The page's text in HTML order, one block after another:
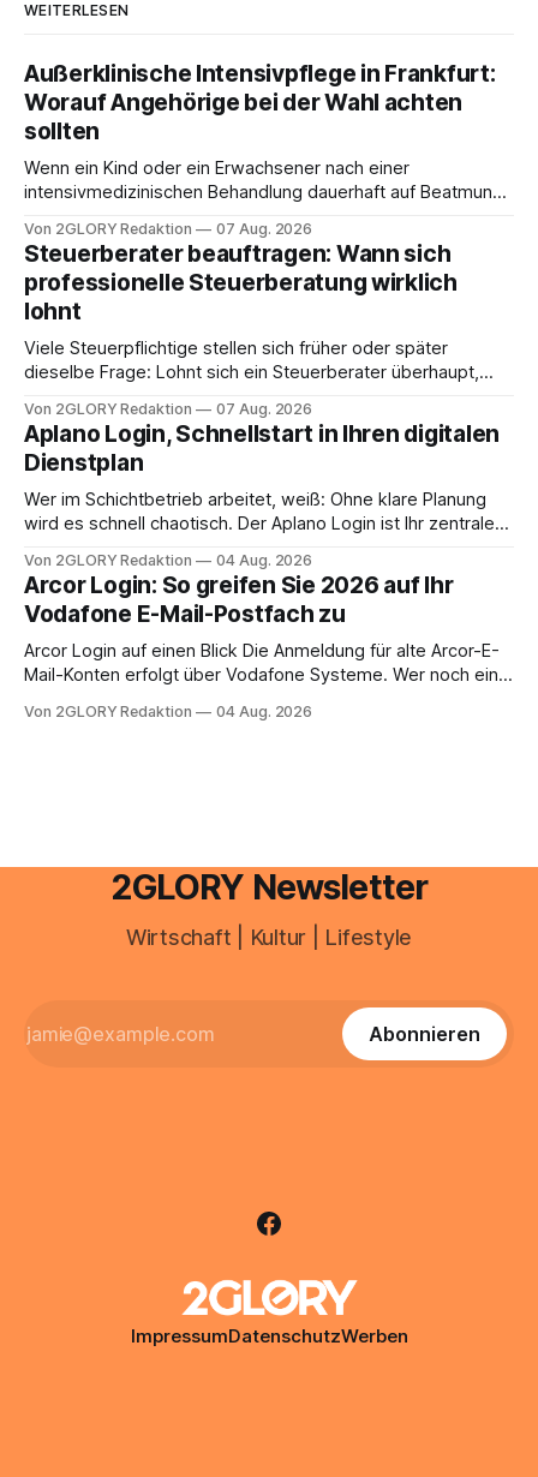
WEITERLESEN
Außerklinische Intensivpflege in Frankfurt:
Worauf Angehörige bei der Wahl achten
sollten
Wenn ein Kind oder ein Erwachsener nach einer
intensivmedizinischen Behandlung dauerhaft auf Beatmung
angewiesen ist, stellt sich für Familien eine schwierige
Frage: Muss die Versorgung dauerhaft in der Klinik bleiben –
oder ist ein Leben zu Hause möglich? Die außerklinische
Intensivpflege bietet genau diese Alternative: Sie
Von 2GLORY Redaktion 07 Aug. 2026
Steuerberater beauftragen: Wann sich
professionelle Steuerberatung wirklich
lohnt
Viele Steuerpflichtige stellen sich früher oder später
dieselbe Frage: Lohnt sich ein Steuerberater überhaupt,
erledigen? Die kurze Antwort: Bei einfachen
Einkommensverhältnissen reicht häufig eine Steuersoftware
aus – sobald jedoch mehrere Einkunftsarten
zusammentreffen oder größere finanzielle Veränderungen
anstehen, zahlt sich professionelle Unterstützung meist
Von 2GLORY Redaktion 07 Aug. 2026
Aplano Login, Schnellstart in Ihren digitalen
Dienstplan
Wer im Schichtbetrieb arbeitet, weiß: Ohne klare Planung
wird es schnell chaotisch. Der Aplano Login ist Ihr zentraler
abwesenheiten und die gesamte kommunikation rund um
Ihr personal digital zu organisieren. In diesem Leitfaden
erfahren Sie alles, was Sie für einen reibungslosen Einstieg
brauchen, von der Registrierung
Von 2GLORY Redaktion 04 Aug. 2026
Arcor Login: So greifen Sie 2026 auf Ihr
Vodafone E-Mail-Postfach zu
Arcor Login auf einen Blick Die Anmeldung für alte Arcor-E-
Mail-Konten erfolgt über Vodafone Systeme. Wer noch eine
besitzt, loggt sich heute über das Vodafone E-Mail & Cloud
Von 2GLORY Redaktion 04 Aug. 2026
2GLORY Newsletter
Wirtschaft | Kultur | Lifestyle
Abonnieren
ImpressumDatenschutzWerben